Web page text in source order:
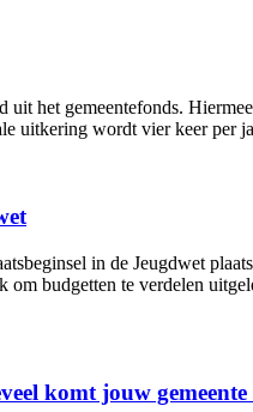
het gemeentefonds.
uitkering wordt vier keer
in de Jeugdwet
om budgetten te verdelen
komt jouw